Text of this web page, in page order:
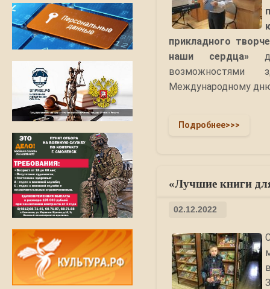
прикладного
наши сердца»
возможностями
Международному
Подробнее>>>
«Лучшие книги
02.12.2022